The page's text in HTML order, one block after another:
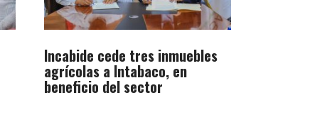
Incabide cede tres inmuebles
agrícolas a Intabaco, en
beneficio del sector